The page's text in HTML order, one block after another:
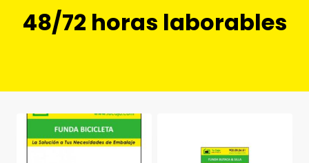
48/72 horas laborables